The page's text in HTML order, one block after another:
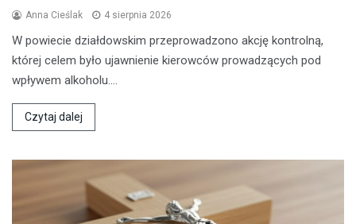
Anna Cieślak 4 sierpnia 2026
W powiecie działdowskim przeprowadzono akcję kontrolną,
której celem było ujawnienie kierowców prowadzących pod
wpływem alkoholu.…
Czytaj dalej